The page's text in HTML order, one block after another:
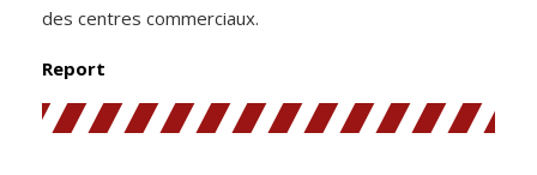
des centres commerciaux.
Report